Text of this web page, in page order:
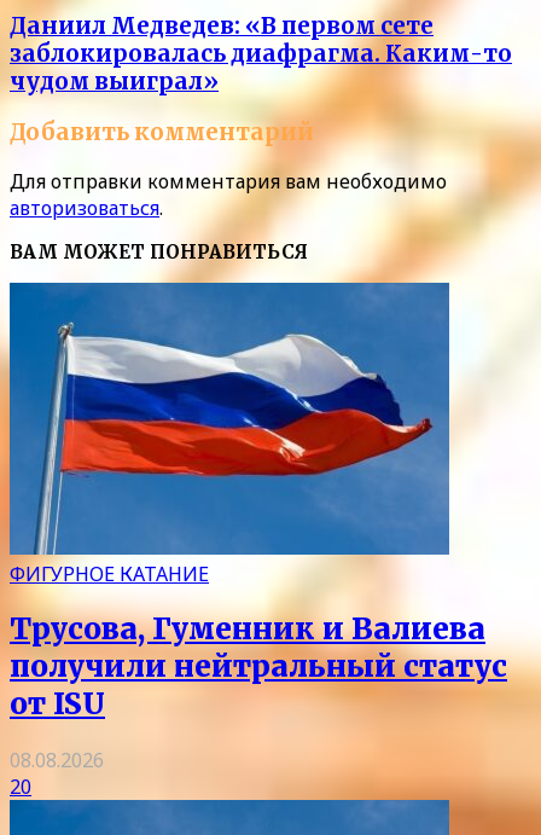
Даниил Медведев: «В первом сете
заблокировалась диафрагма. Каким-то
чудом выиграл»
Добавить комментарий
Для отправки комментария вам необходимо
авторизоваться.
ВАМ МОЖЕТ ПОНРАВИТЬСЯ
ФИГУРНОЕ КАТАНИЕ
Трусова, Гуменник и Валиева
получили нейтральный статус
от ISU
08.08.2026
20